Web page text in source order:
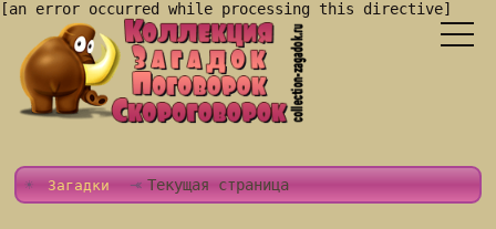
[an error occurred while processing this directive]
Загадки Текущая страница